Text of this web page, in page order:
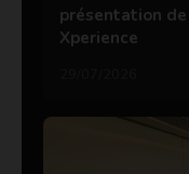
présentation de
Xperience